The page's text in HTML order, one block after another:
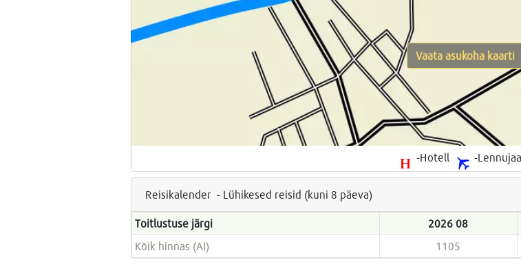
-Hotell -
Vaata asukoha kaarti
Reisikalender - Lühikesed reisid (kuni 8 päeva)
Toitlustuse järgi 2026 08
Kõik hinnas (AI)
1105